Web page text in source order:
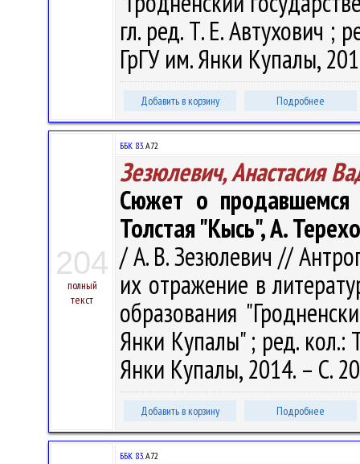
гл. ред. Т. Е. Автухович ;
ГрГУ им. Янки Купалы,
Добавить в корзину Подробнее
204
полный
текст
ББК 83.А72
Зезюлевич, Анастасия
Сюжет о
Толстая "Кысь", А.
/ А. В. Зезюлевич //
их отражение в
образования
Янки Купалы" ; ред. кол.:
Янки Купалы, 2014. – С.
Добавить в корзину Подробнее
ББК 83.А72